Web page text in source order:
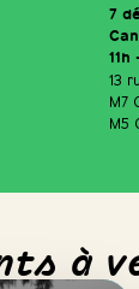
7
11h
13
M7
M5
à